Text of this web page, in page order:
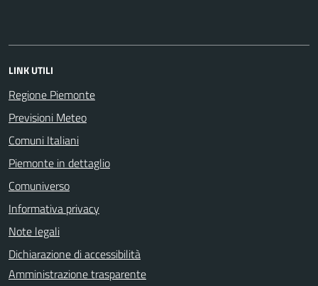
LINK UTILI
Regione Piemonte
Previsioni Meteo
Comuni Italiani
Piemonte in dettaglio
Comuniverso
Informativa privacy
Note legali
Dichiarazione di accessibilità
Amministrazione trasparente